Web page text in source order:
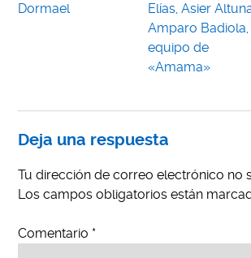
Dormael
Elías, Asier
Amparo Badiola,
equipo de
«Amama»
Deja una respuesta
Tu dirección de correo electrónico no
Los campos obligatorios están
Comentario *